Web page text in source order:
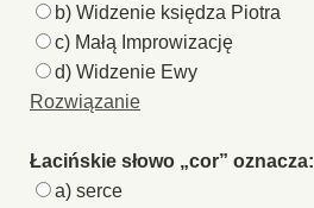
b) Widzenie księdza Piotra
c) Małą Improwizację
d) Widzenie Ewy
Rozwiązanie
Łacińskie słowo „cor” oznacza:
a) serce